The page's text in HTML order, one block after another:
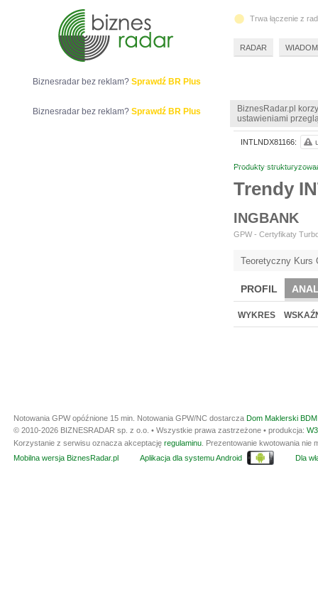
BiznesRadar.pl
ustawieniami
Produkty
Trendy
INGBANK
GPW - Certyfikaty
Teoretyczny Kurs
PROFIL
WYKRES
INTLNDX81166:
Biznesradar bez reklam? Sprawdź BR Plus
Biznesradar bez reklam? Sprawdź BR Plus
Trwa łączenie z
RADAR
Notowania GPW opóźnione 15 min. Notowania GPW/NC dostarcza Dom Maklerski
© 2010-2026 BIZNESRADAR sp. z o.o. • Wszystkie prawa zastrzeżone • produkcja:
Korzystanie z serwisu oznacza akceptację regulaminu . Prezentowanie kwotowania
Mobilna wersja BiznesRadar.pl
Aplikacja dla systemu Android Dla